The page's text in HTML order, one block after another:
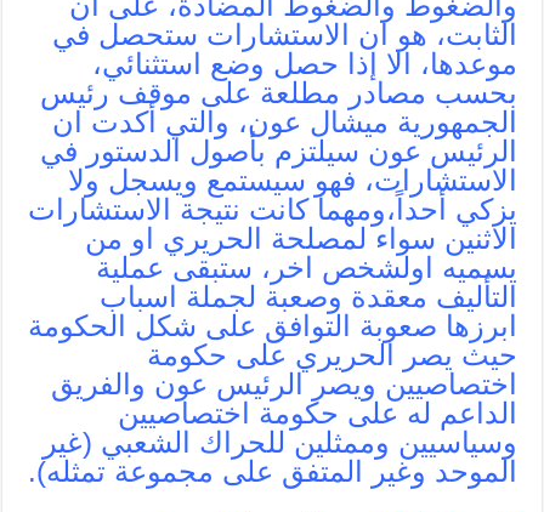
الثابت، هو ان الاستشارات ستحصل في
موعدها، الا إذا حصل وضع استثنائي،
بحسب مصادر مطلعة على موقف رئيس
الجمهورية ميشال عون، والتي أكدت ان
الرئيس عون سيلتزم بأصول الدستور في
الاستشارات، فهو سيستمع ويسجل ولا
يزكي أحداً،ومهما كانت نتيجة الاستشارات
الاثنين سواء لمصلحة الحريري او من
يسميه اولشخص اخر، ستبقى عملية
التأليف معقدة وصعبة لجملة اسباب
ابرزها صعوبة التوافق على شكل الحكومة
حيث يصر الحريري على حكومة
اختصاصيين ويصر الرئيس عون والفريق
الداعم له على حكومة اختصاصيين
وسياسيين وممثلين للحراك الشعبي (غير
الموحد وغير المتفق على مجموعة تمثله).